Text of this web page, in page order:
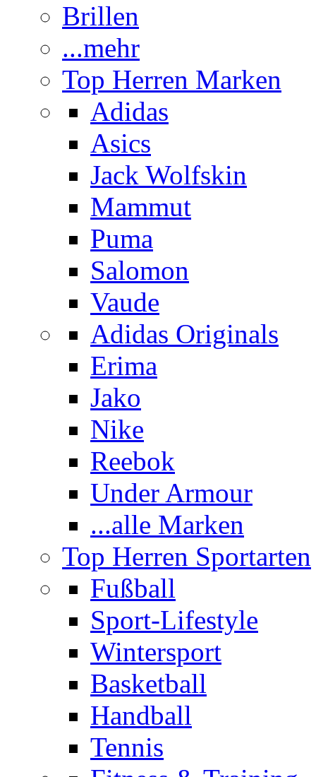
Brillen
...mehr
Top Herren Marken
Adidas
Asics
Jack Wolfskin
Mammut
Puma
Salomon
Vaude
Adidas Originals
Erima
Jako
Nike
Reebok
Under Armour
...alle Marken
Top Herren Sportarten
Fußball
Sport-Lifestyle
Wintersport
Basketball
Handball
Tennis